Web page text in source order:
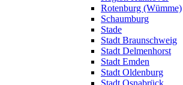
Rotenburg (Wümme)
Schaumburg
Stade
Stadt Braunschweig
Stadt Delmenhorst
Stadt Emden
Stadt Oldenburg
Stadt Osnabrück